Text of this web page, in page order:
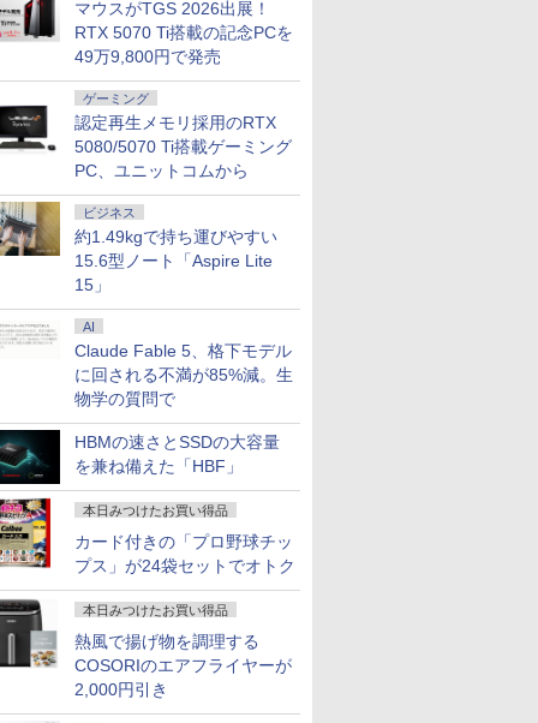
マウスがTGS 2026出展！
RTX 5070 Ti搭載の記念PCを
49万9,800円で発売
ゲーミング
認定再生メモリ採用のRTX
5080/5070 Ti搭載ゲーミング
PC、ユニットコムから
ビジネス
約1.49kgで持ち運びやすい
15.6型ノート「Aspire Lite
15」
AI
Claude Fable 5、格下モデル
に回される不満が85%減。生
物学の質問で
HBMの速さとSSDの大容量
を兼ね備えた「HBF」
本日みつけたお買い得品
カード付きの「プロ野球チッ
プス」が24袋セットでオトク
本日みつけたお買い得品
熱風で揚げ物を調理する
COSORIのエアフライヤーが
2,000円引き